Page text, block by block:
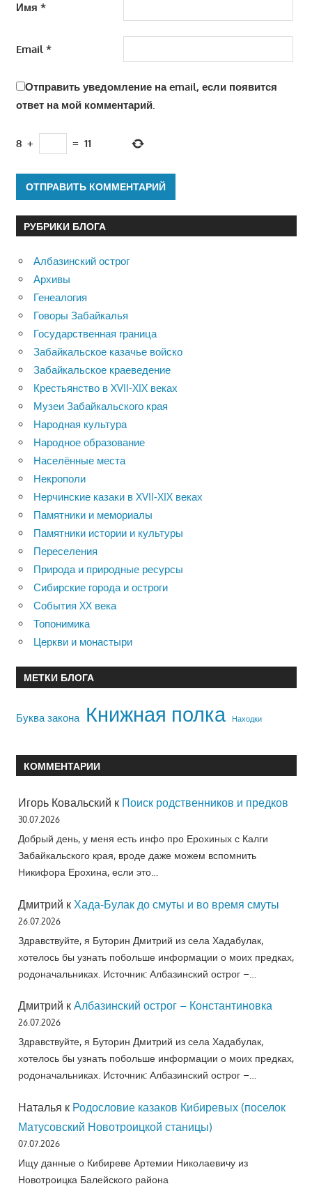
Имя *
Email *
Отправить уведомление на email, если появится
ответ на мой комментарий.
8 + = 11
РУБРИКИ БЛОГА
Албазинский острог
Архивы
Генеалогия
Говоры Забайкалья
Государственная граница
Забайкальское казачье войско
Забайкальское краеведение
Крестьянство в XVII-XIX веках
Музеи Забайкальского края
Народная культура
Народное образование
Населённые места
Некрополи
Нерчинские казаки в XVII-XIX веках
Памятники и мемориалы
Памятники истории и культуры
Переселения
Природа и природные ресурсы
Сибирские города и остроги
События XX века
Топонимика
Церкви и монастыри
МЕТКИ БЛОГА
Буква закона Книжная полка Находки
КОММЕНТАРИИ
Игорь Ковальский к Поиск родственников и предков
30.07.2026
Добрый день, у меня есть инфо про Ерохиных с Калги
Забайкальского края, вроде даже можем вспомнить
Никифора Ерохина, если это…
Дмитрий к Хада-Булак до смуты и во время смуты
26.07.2026
Здравствуйте, я Буторин Дмитрий из села Хадабулак,
хотелось бы узнать побольше информации о моих предках,
родоначальниках. Источник: Албазинский острог –…
Дмитрий к Албазинский острог – Константиновка
26.07.2026
Здравствуйте, я Буторин Дмитрий из села Хадабулак,
хотелось бы узнать побольше информации о моих предках,
родоначальниках. Источник: Албазинский острог –…
Наталья к Родословие казаков Кибиревых (поселок
Матусовский Новотроицкой станицы)
07.07.2026
Ищу данные о Кибиреве Артемии Николаевичу из
Новотроицка Балейского района